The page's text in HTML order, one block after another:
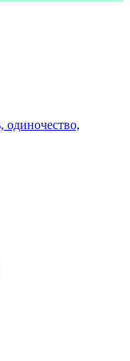
одиночество,